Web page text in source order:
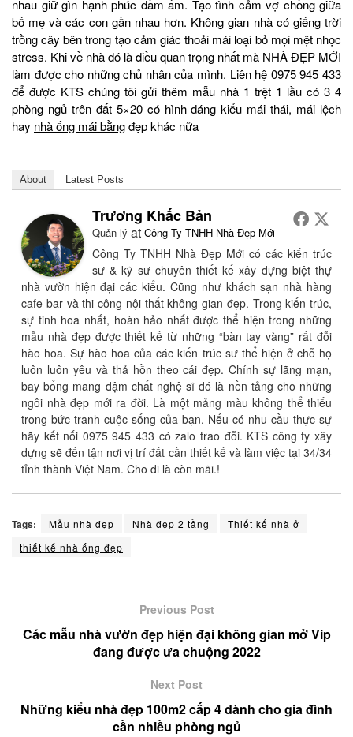
nhau giữ gìn hạnh phúc đầm ấm. Tạo tình cảm vợ chồng giữa
bố mẹ và các con gần nhau hơn. Không gian nhà có giếng trời
trồng cây bên trong tạo cảm giác thoải mái loại bỏ mọi mệt nhọc
stress. Khi về nhà đó là điều quan trọng nhất mà NHÀ ĐẸP MỚI
làm được cho những chủ nhân của mình. Liên hệ 0975 945 433
để được KTS chúng tôi gửi thêm mẫu nhà 1 trệt 1 lầu có 3 4
phòng ngủ trên đất 5×20 có hình dáng kiểu mái thái, mái lệch
hay nhà ống mái bằngđẹp khác nữa
About Latest Posts
Trương Khắc Bản
Quản lý at Công Ty TNHH Nhà Đẹp Mới
Công Ty TNHH Nhà Đẹp Mới có các kiến trúc
sư & kỹ sư chuyên thiết kế xây dựng biệt thự
nhà vườn hiện đại các kiểu. Cũng như khách sạn nhà hàng
cafe bar và thi công nội thất không gian đẹp. Trong kiến trúc,
sự tinh hoa nhất, hoàn hảo nhất được thể hiện trong những
mẫu nhà đẹp được thiết kế từ những “bàn tay vàng” rất đỗi
hào hoa. Sự hào hoa của các kiến trúc sư thể hiện ở chỗ họ
luôn luôn yêu và thả hồn theo cái đẹp. Chính sự lãng mạn,
bay bổng mang đậm chất nghệ sĩ đó là nền tảng cho những
ngôi nhà đẹp mới ra đời. Là một mảng màu không thể thiếu
trong bức tranh cuộc sống của bạn. Nếu có nhu cầu thực sự
hãy kết nối 0975 945 433 có zalo trao đỗi. KTS công ty xây
dựng sẽ đến tận nơi vị trí đất cần thiết kế và làm việc tại 34/34
tỉnh thành Việt Nam. Cho đi là còn mãi.!
Tags: Mẫu nhà đẹp Nhà đẹp 2 tầng
Thiết kế nhà ở
thiết kế nhà ống đẹp
Previous Post
Các mẫu nhà vườn đẹp hiện đại không gian mở Vip
đang được ưa chuộng 2022
Next Post
Những kiểu nhà đẹp 100m2 cấp 4 dành cho gia đình
cần nhiều phòng ngủ